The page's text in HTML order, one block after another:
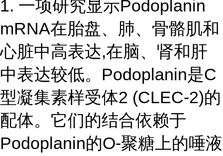
1. 一项研究显示Podoplanin
mRNA在胎盘、肺、骨骼肌和
心脏中高表达,在脑、肾和肝
中表达较低。Podoplanin是C
型凝集素样受体2 (CLEC-2)的
配体。它们的结合依赖于
Podoplanin的O-聚糖上的唾液